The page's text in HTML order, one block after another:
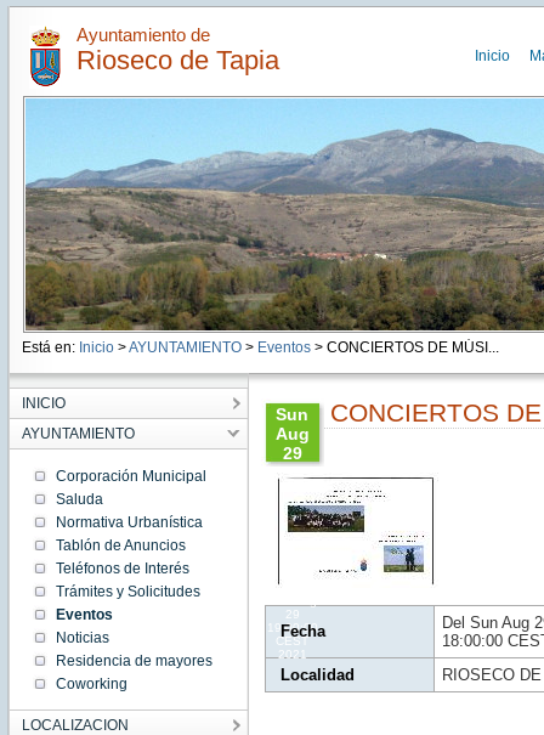
Ayuntamiento de
Rioseco de Tapia Inicio
Está en: Inicio >AYUNTAMIENTO> Eventos> CONCIERTOS DE MÚSI...
INICIO
AYUNTAMIENTO
Corporación Municipal
Saluda
Normativa Urbanística
Tablón de Anuncios
Teléfonos de Interés
Trámites y Solicitudes
Eventos
Noticias
Residencia de mayores
Coworking
LOCALIZACION
Sun
Aug
29
CEST
2021
Sun
2021
29
19:00:00
CEST
2021
CONCIERTOS
Fecha
Del Sun Aug
18:00:00
Localidad
RIOSECO